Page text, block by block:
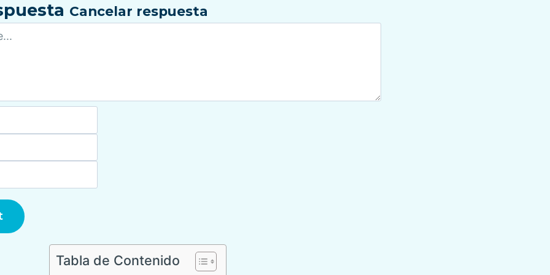
Cancelar respuesta
Tabla de Contenido